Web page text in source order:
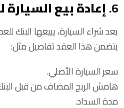
6. إعادة بيع
بعد شراء السيارة، يبيعها البنك
يتضمن هذا العقد تفاصيل مثل:
سعر السيارة الأصلي.
هامش الربح المضاف من قبل
مدة السداد.